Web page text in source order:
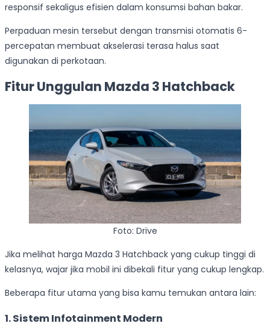
responsif sekaligus efisien dalam konsumsi bahan bakar.
Perpaduan mesin tersebut dengan transmisi otomatis 6-
percepatan membuat akselerasi terasa halus saat
digunakan di perkotaan.
Fitur Unggulan Mazda 3 Hatchback
Foto: Drive
Jika melihat harga Mazda 3 Hatchback yang cukup tinggi di
kelasnya, wajar jika mobil ini dibekali fitur yang cukup lengkap.
Beberapa fitur utama yang bisa kamu temukan antara lain:
1. Sistem Infotainment Modern